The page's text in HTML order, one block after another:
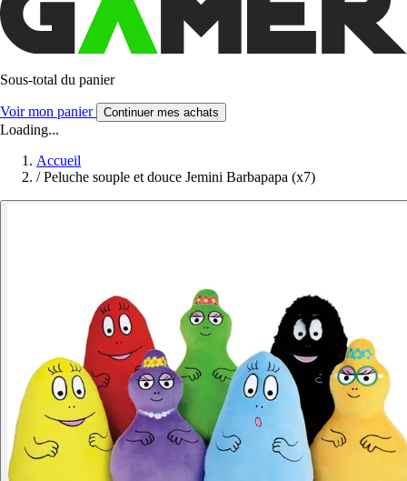
Sous-total du panier
Voir mon panier Continuer mes achats
Loading...
Accueil
/ Peluche souple et douce Jemini Barbapapa (x7)